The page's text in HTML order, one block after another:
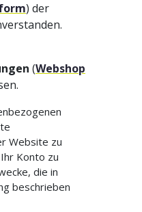
) der
(Webshop
Website zu
Konto zu
die in
beschrieben